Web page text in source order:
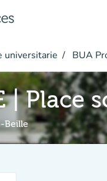
universitarie BUA
| Place
Beille